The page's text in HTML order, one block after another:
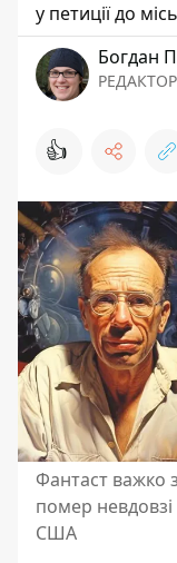
у петиції до
Богдан
РЕДАКТОР
👍
Фантаст важко
помер
США